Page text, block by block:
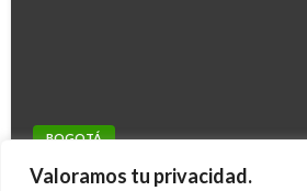
Valoramos tu privacidad.
BOGOTÁ
Autoridades analizan si el